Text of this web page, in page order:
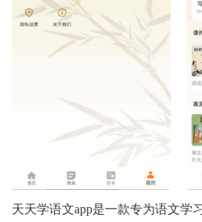
天天学语文app是一款专为语文学